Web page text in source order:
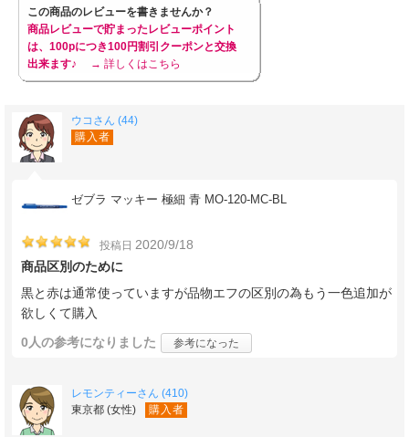
この商品のレビューを書きませんか？
商品レビューで貯まったレビューポイント
は、100pにつき100円割引クーポンと交換
出来ます♪
→ 詳しくはこちら
ウコさん (44)
購入者
ゼブラ マッキー 極細 青 MO-120-MC-BL
投稿日 2020/9/18
商品区別のために
黒と赤は通常使っていますが品物エフの区別の為もう一色追加が
欲しくて購入
0人の参考になりました 参考になった
レモンティーさん (410)
東京都 (女性)
購入者